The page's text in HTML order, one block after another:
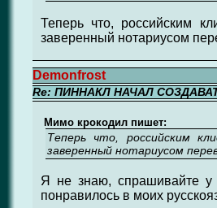
Теперь что, российским
заверенный нотариусом
Demonfrost
Re: ПИННАКЛ НАЧАЛ
Мимо крокодил пишет:
Теперь что, российским
заверенный нотариусом
Я не знаю, спрашивайте у
понравилось в моих